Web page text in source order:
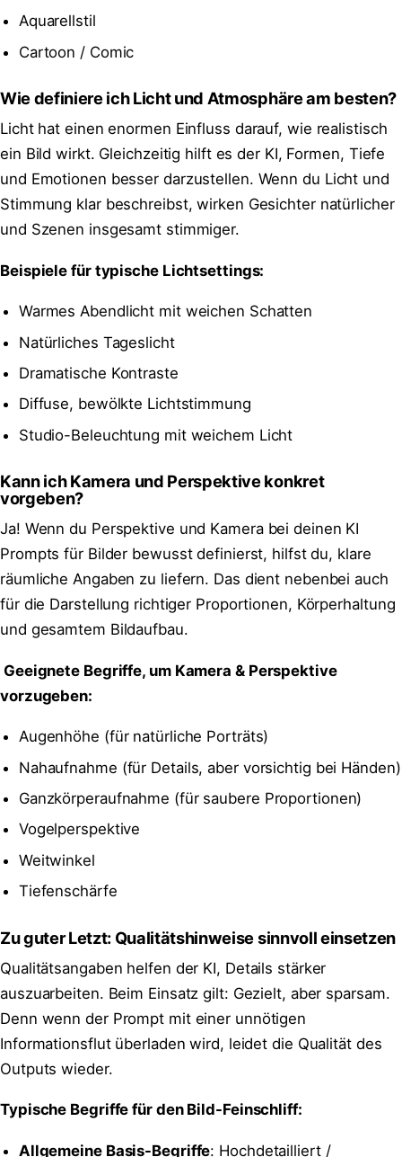
Aquarellstil
Cartoon / Comic
Wie definiere ich Licht und Atmosphäre am besten?
Licht hat einen enormen Einfluss darauf, wie realistisch
ein Bild wirkt. Gleichzeitig hilft es der KI, Formen, Tiefe
und Emotionen besser darzustellen. Wenn du Licht und
Stimmung klar beschreibst, wirken Gesichter natürlicher
und Szenen insgesamt stimmiger.
Beispiele für typische Lichtsettings:
Warmes Abendlicht mit weichen Schatten
Natürliches Tageslicht
Dramatische Kontraste
Diffuse, bewölkte Lichtstimmung
Studio-Beleuchtung mit weichem Licht
Kann ich Kamera und Perspektive konkret
vorgeben?
Ja! Wenn du Perspektive und Kamera bei deinen KI
Prompts für Bilder bewusst definierst, hilfst du, klare
räumliche Angaben zu liefern. Das dient nebenbei auch
für die Darstellung richtiger Proportionen, Körperhaltung
und gesamtem Bildaufbau.
Geeignete Begriffe, um Kamera & Perspektive
vorzugeben:
Augenhöhe (für natürliche Porträts)
Nahaufnahme (für Details, aber vorsichtig bei Händen)
Ganzkörperaufnahme (für saubere Proportionen)
Vogelperspektive
Weitwinkel
Tiefenschärfe
Zu guter Letzt: Qualitätshinweise sinnvoll einsetzen
Qualitätsangaben helfen der KI, Details stärker
auszuarbeiten. Beim Einsatz gilt: Gezielt, aber sparsam.
Denn wenn der Prompt mit einer unnötigen
Informationsflut überladen wird, leidet die Qualität des
Outputs wieder.
Typische Begriffe für den Bild-Feinschliff:
Allgemeine Basis-Begriffe: Hochdetailliert /